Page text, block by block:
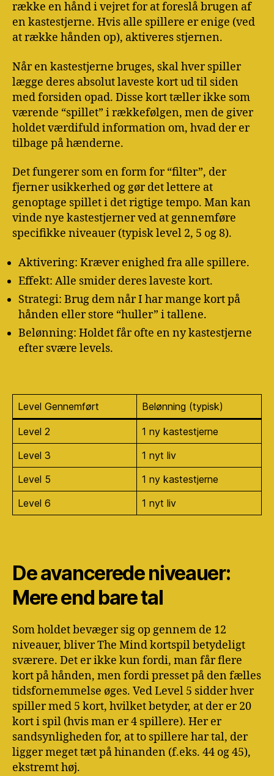
række en hånd i vejret for at foreslå brugen af
en kastestjerne. Hvis alle spillere er enige (ved
at række hånden op), aktiveres stjernen.
Når en kastestjerne bruges, skal hver spiller
lægge deres absolut laveste kort ud til siden
med forsiden opad. Disse kort tæller ikke som
værende “spillet” i rækkefølgen, men de giver
holdet værdifuld information om, hvad der er
tilbage på hænderne.
Det fungerer som en form for “filter”, der
fjerner usikkerhed og gør det lettere at
genoptage spillet i det rigtige tempo. Man kan
vinde nye kastestjerner ved at gennemføre
specifikke niveauer (typisk level 2, 5 og 8).
Aktivering: Kræver enighed fra alle spillere.
Effekt: Alle smider deres laveste kort.
Strategi: Brug dem når I har mange kort på
hånden eller store “huller” i tallene.
Belønning: Holdet får ofte en ny kastestjerne
efter svære levels.
Level Gennemført Belønning (typisk)
Level 2
1 ny kastestjerne
Level 3
1 nyt liv
Level 5
1 ny kastestjerne
Level 6
1 nyt liv
De avancerede niveauer:
Mere end bare tal
Som holdet bevæger sig op gennem de 12
niveauer, bliver The Mind kortspil betydeligt
sværere. Det er ikke kun fordi, man får flere
kort på hånden, men fordi presset på den fælles
tidsfornemmelse øges. Ved Level 5 sidder hver
spiller med 5 kort, hvilket betyder, at der er 20
kort i spil (hvis man er 4 spillere). Her er
sandsynligheden for, at to spillere har tal, der
ligger meget tæt på hinanden (f.eks. 44 og 45),
ekstremt høj.